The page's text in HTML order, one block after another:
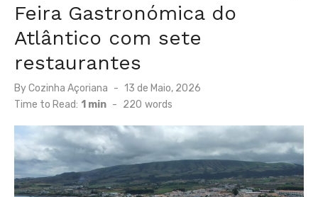
Feira Gastronómica do
Atlântico com sete
restaurantes
ByCozinha Açoriana
Posted
on
13 de Maio, 2026
Time to Read: 1 min - 220 words